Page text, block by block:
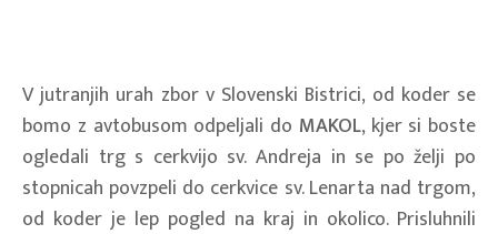
V jutranjih urah zbor v Slovenski Bistrici, od koder se
bomo z avtobusom odpeljali do MAKOL, kjer si boste
ogledali trg s cerkvijo sv. Andreja in se po želji po
stopnicah povzpeli do cerkvice sv. Lenarta nad trgom,
od koder je lep pogled na kraj in okolico. Prisluhnili